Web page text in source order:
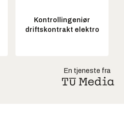
Kontrollingeniør
driftskontrakt elektro
En tjeneste fra